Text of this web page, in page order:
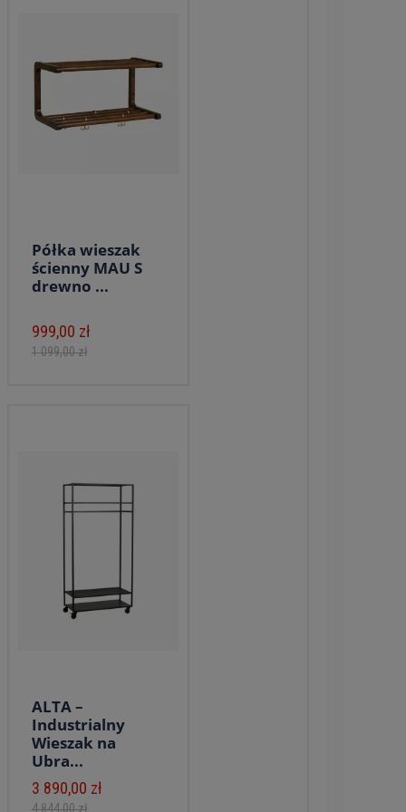
Półka wieszak
ścienny MAU S
drewno ...
999,00 zł
1 099,00 zł
ALTA –
Industrialny
Wieszak na
Ubra...
3 890,00 zł
4 844,00 zł